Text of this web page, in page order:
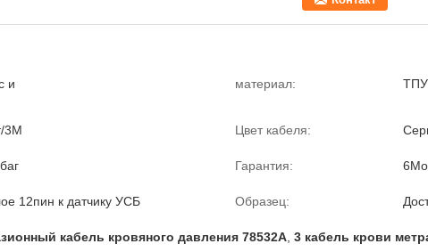
и материал: ТПУ
3М Цвет кабеля:
Гарантия:
12пин к датчику УСБ Образец:
кабель кровяного давления 78532A 3 кабель крови